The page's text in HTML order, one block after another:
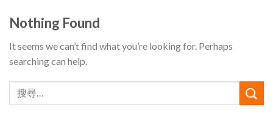
Nothing Found
It seems we can’t find what you’re looking for. Perhaps
searching can help.